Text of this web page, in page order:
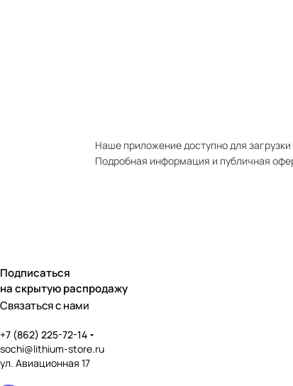
Наше приложение доступно для
Подробная информация и публичная
Подписаться
на скрытую распродажу
Связаться с нами
+7 (862) 225-72-14
sochi@lithium-store.ru
ул. Авиационная 17